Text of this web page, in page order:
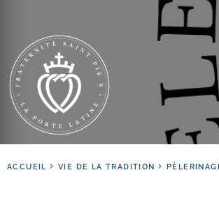
ACCUEIL VIE DE LA TRADITION